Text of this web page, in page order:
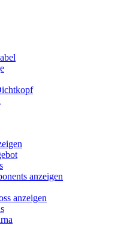
anzeigen
anzeigen